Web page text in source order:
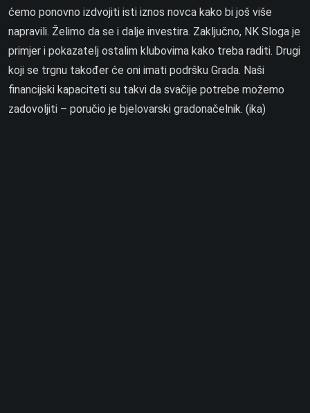
ćemo ponovno izdvojiti isti iznos novca kako bi još više
napravili. Želimo da se i dalje investira. Zaključno, NK Sloga je
primjer i pokazatelj ostalim klubovima kako treba raditi. Drugi
koji se trgnu također će oni imati podršku Grada. Naši
financijski kapaciteti su takvi da svačije potrebe možemo
zadovoljiti – poručio je bjelovarski gradonačelnik. (ika)